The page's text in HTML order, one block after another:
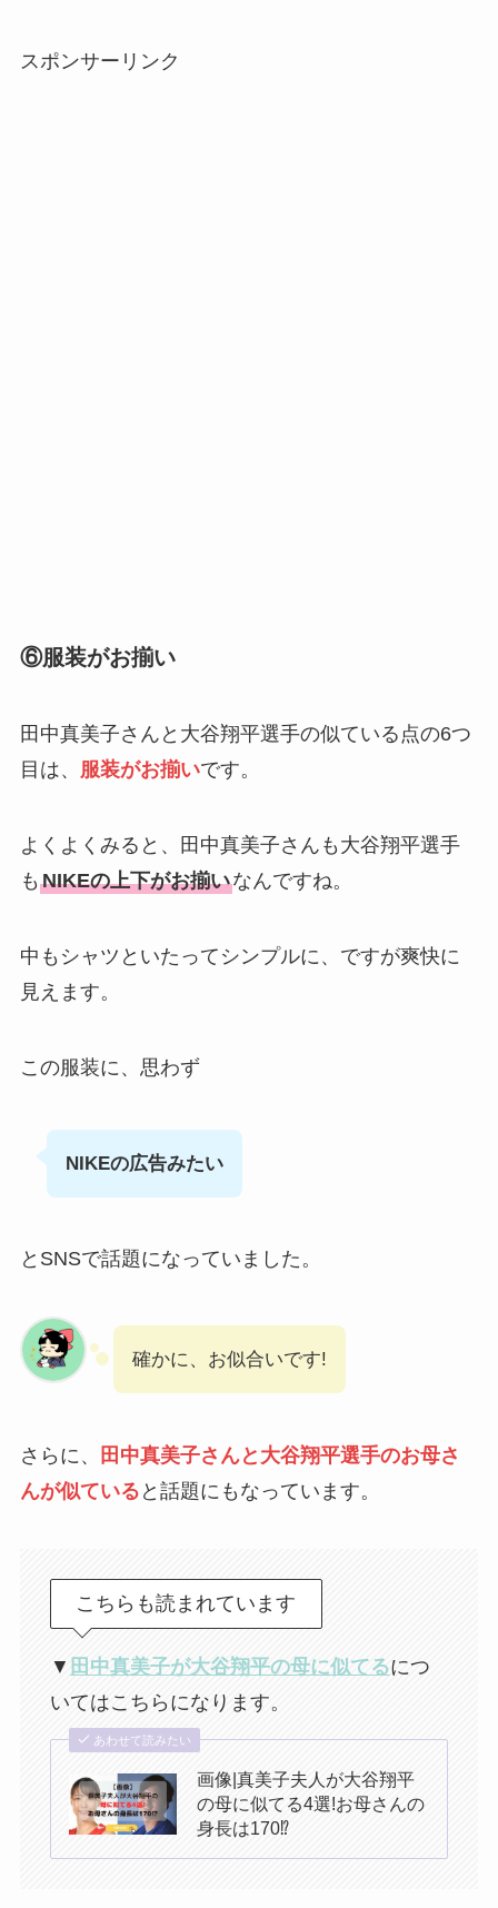
スポンサーリンク
⑥服装がお揃い
田中真美子さんと大谷翔平選手の似ている点の6つ
目は、 服装がお揃いです。
よくよくみると、田中真美子さんも大谷翔平選手
も NIKEの上下がお揃いなんですね。
中もシャツといたってシンプルに、ですが爽快に
見えます。
この服装に、思わず
NIKEの広告みたい
とSNSで話題になっていました。
確かに、お似合いです!
さらに、
田中真美子さんと大谷翔平選手のお母さ
んが似ている と話題にもなっています。
こちらも読まれています
▼ 田中真美子が大谷翔平の母に似てるにつ
いてはこちらになります。
あわせて読みたい
画像|真美子夫人が大谷翔平
の母に似てる4選!お母さんの
身長は170⁉︎